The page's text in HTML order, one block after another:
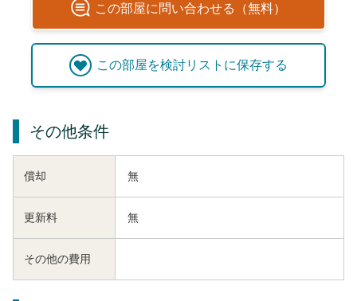
この部屋に問い合わせる（無料）
この部屋を検討リストに保存する
その他条件
償却 無
更新料 無
その他の費用